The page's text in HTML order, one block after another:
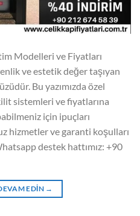
Modelleri ve Fiyatları
ve estetik değer taşıyan
Bu yazımızda özel
sistemleri ve fiyatlarına
için ipuçları
hizmetler ve garanti koşulları
destek hattımız: +90
EDIN →